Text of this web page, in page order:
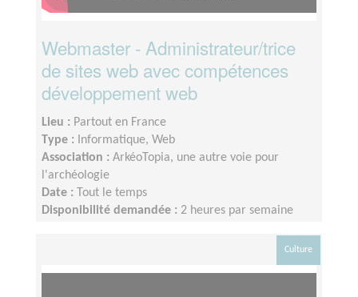
Webmaster - Administrateur/trice
de sites web avec compétences
développement web
Lieu : Partout en France
Type :
Informatique, Web
Association : ArkéoTopia, une autre voie pour
l'archéologie
Date :
Tout le temps
Disponibilité demandée : 2 heures par semaine
Culture